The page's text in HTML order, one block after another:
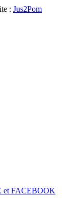
: Jus2Pom
FACEBOOK